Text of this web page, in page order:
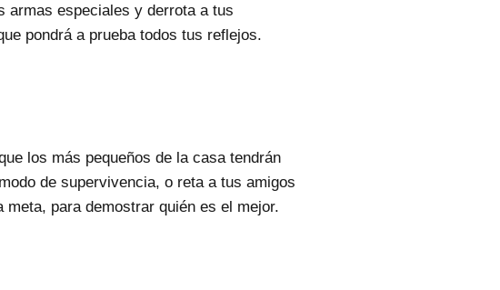
armas especiales y derrota a tus
pondrá a prueba todos tus reflejos.
los más pequeños de la casa tendrán
de supervivencia, o reta a tus amigos
para demostrar quién es el mejor.